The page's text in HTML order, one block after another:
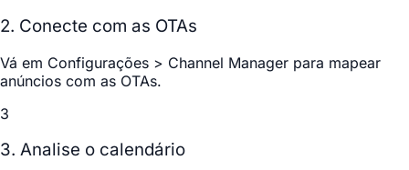
2. Conecte com as OTAs
Vá em Configurações > Channel Manager para mapear
anúncios com as OTAs.
3
3. Analise o calendário